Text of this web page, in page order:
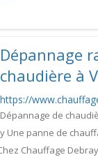
Dépannage
chaudière à
https://
Dépannage de
Une panne de
Chauffage